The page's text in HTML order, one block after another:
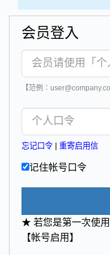
会员登入
【范例：
忘记口令 重寄启用信
记住帐号口令
★ 若您是第一次使
【帐号启用】